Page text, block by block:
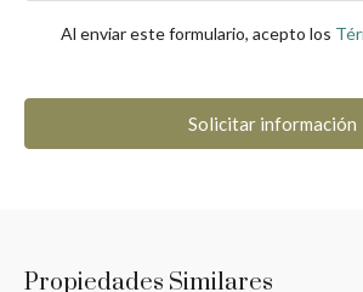
Al enviar este formulario, acepto los
Solicitar información
Propiedades Similares